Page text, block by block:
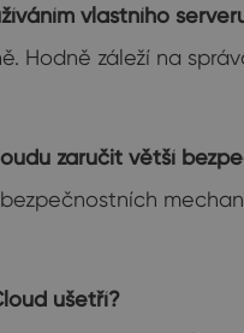
vlastního
Hodně záleží na
zaručit větší
ušetří?